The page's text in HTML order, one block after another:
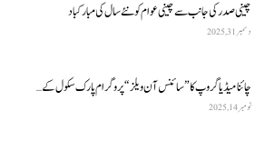
چینی صدر کی جانب سے چینی عوام کو نئے سال کی مبارکباد
دسمبر 31, 2025
چائنا میڈیا گروپ کا ”سائنس آن ویلز“ پروگرام پارک سکول کے…
نومبر 14, 2025